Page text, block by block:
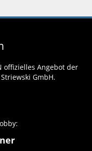
offizielles Angebot der
GmbH.